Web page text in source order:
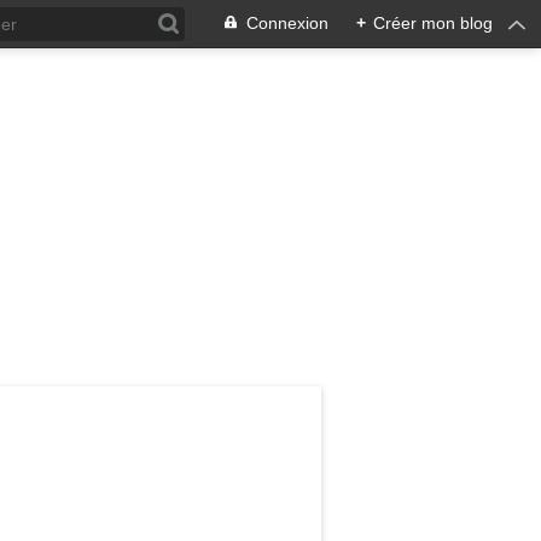
Connexion + Créer mon blog